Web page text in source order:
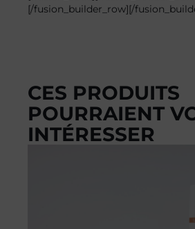
[/fusion_builder_row][/
CES PRODUITS
POURRAIENT
INTÉRESSER